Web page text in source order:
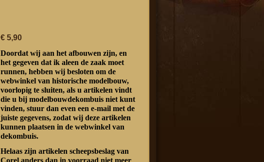
€ 5,90
Doordat wij aan het afbouwen zijn, en
het gegeven dat ik aleen de zaak moet
runnen, hebben wij besloten om de
webwinkel van historische modelbouw,
voorlopig te sluiten, als u artikelen vindt
die u bij modelbouwdekombuis niet kunt
vinden, stuur dan even een e-mail met de
juiste gegevens, zodat wij deze artikelen
kunnen plaatsen in de webwinkel van
dekombuis.
Helaas zijn artikelen scheepsbeslag van
Corel anders dan in voorraad niet meer